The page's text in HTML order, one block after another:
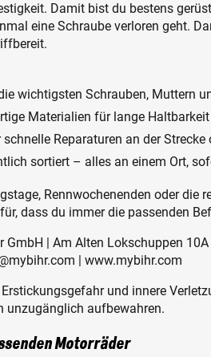
Damit bist du bestens
eine Schraube verloren geht.
wichtigsten Schrauben, Muttern
Materialien für lange
schnelle Reparaturen an der
sortiert – alles an einem Ort,
Rennwochenenden oder die
dass du immer die passenden
GmbH | Am Alten Lokschuppen
| www.mybihr.com
und innere
unzugänglich aufbewahren.
Motorräder